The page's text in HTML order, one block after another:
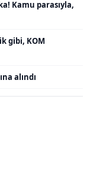
Kamu parasıyla,
gibi, KOM
alındı